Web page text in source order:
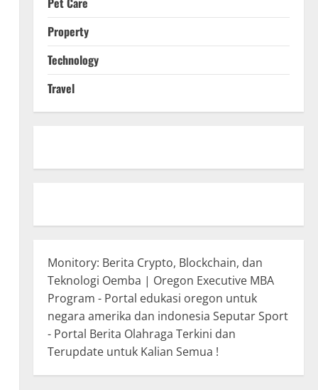
Property
Technology
Travel
Monitory: Berita Crypto, Blockchain, dan
Teknologi Oemba | Oregon Executive MBA
Program - Portal edukasi oregon untuk
negara amerika dan indonesia Seputar Sport
- Portal Berita Olahraga Terkini dan
Terupdate untuk Kalian Semua !